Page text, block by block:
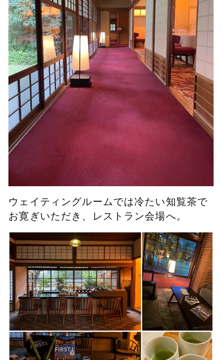
ウェイティングルームでは冷たい知覧茶で
お寛ぎいただき、レストラン会場へ。